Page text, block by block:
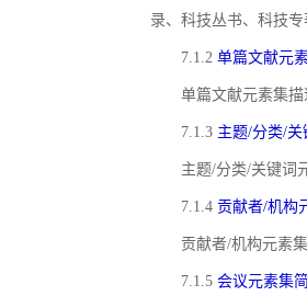
录、科技丛书、科技
7.1.2 单篇文献元
单篇文献元素集
7.1.3 主题/分类/
主题/分类/关键词
7.1.4 贡献者/机构
贡献者/机构元素
7.1.5 会议元素集